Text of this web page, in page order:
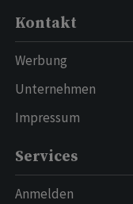
Kontakt
Werbung
Unternehmen
Impressum
Services
Anmelden